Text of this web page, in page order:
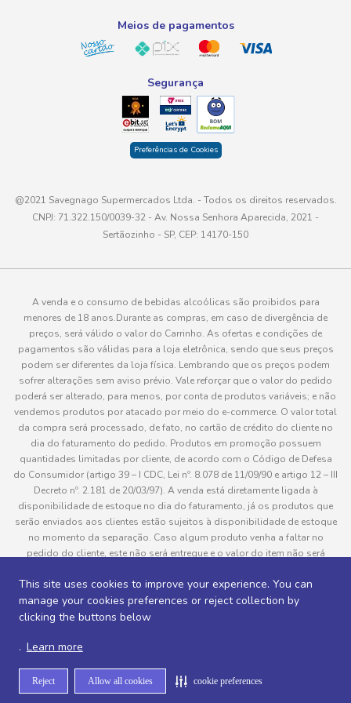
This site uses cookies to improve your experience. You can
manage your cookies preferences or reject collection by
clicking the buttons below
. Learn more
Reject Allow all cookies cookie preferences
Meios de pagamentos
Segurança
Preferências de Cookies
@2021 Savegnago Supermercados Ltda. - Todos os direitos reservados.
CNPJ: 71.322.150/0039-32 - Av. Nossa Senhora Aparecida, 2021 -
Sertãozinho - SP, CEP: 14170-150
A venda e o consumo de bebidas alcoólicas são proibidos para
menores de 18 anos.Durante as compras, em caso de divergência de
preços, será válido o valor do Carrinho. As ofertas e condições de
pagamentos são válidas para a loja eletrônica, sendo que seus preços
podem ser diferentes da loja física. Lembrando que os preços podem
sofrer alterações sem aviso prévio. Vale reforçar que o valor do pedido
poderá ser alterado, para menos, por conta de produtos variáveis; e não
vendemos produtos por atacado por meio do e-commerce. O valor total
da compra será processado, de fato, no cartão de crédito do cliente no
dia do faturamento do pedido. Produtos em promoção possuem
quantidades limitadas por cliente, de acordo com o Código de Defesa
do Consumidor (artigo 39 – I CDC, Lei nº. 8.078 de 11/09/90 e artigo 12 – III
Decreto nº. 2.181 de 20/03/97). A venda está diretamente ligada à
disponibilidade de estoque no dia do faturamento, já os produtos que
serão enviados aos clientes estão sujeitos à disponibilidade de estoque
no momento da separação. Caso algum produto venha a faltar no
pedido do cliente, este não será entregue e o valor do item não será
divergência com o produto real e todos os pedidos estão sujeitos à
confirmação de dados do cliente. Informações sobre entrega, podem ser
consultadas em “Política de Entregas”